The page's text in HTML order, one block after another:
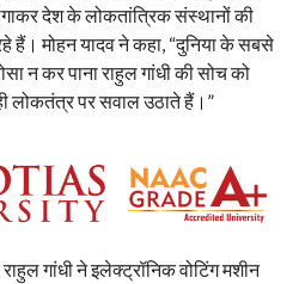
देश के लोकतांत्रिक संस्थानों की
हैं। मोहन यादव ने कहा, “दुनिया के सबसे
न कर पाना राहुल गांधी की सोच को
लोकतंत्र पर सवाल उठाते हैं।”
गांधी ने इलेक्ट्रॉनिक वोटिंग मशीन